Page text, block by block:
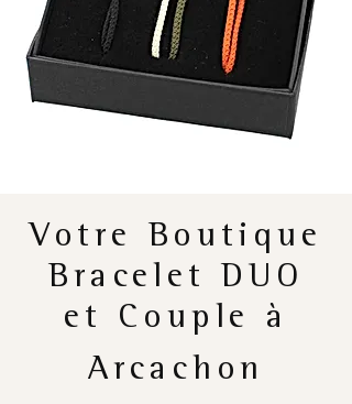
Votre Boutique
Bracelet DUO
et Couple à
Arcachon